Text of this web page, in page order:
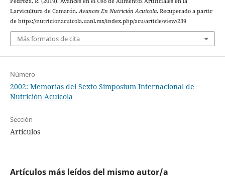
Larvicultura de Camarón.Avances En Nutrición Acuicola. Recuperado a partir
de https://nutricionacuicola.uanl.mx/index.php/acu/article/view/239
Más formatos de cita
Número
2002: Memorias del Sexto Simposium Internacional de
Nutrición Acuícola
Sección
Artículos
Artículos más leídos del mismo autor/a